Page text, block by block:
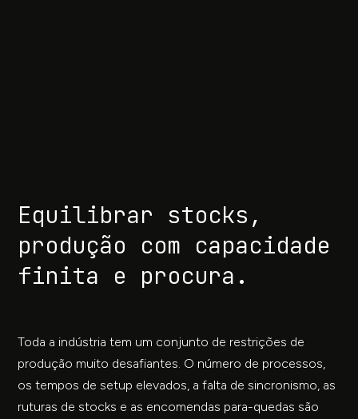
Equilibrar stocks,
produção com capacidade
finita e procura.
Toda a indústria tem um conjunto de restrições de
produção muito desafiantes. O número de processos,
os tempos de setup elevados, a falta de sincronismo, as
ruturas de stocks e as encomendas para-quedas são